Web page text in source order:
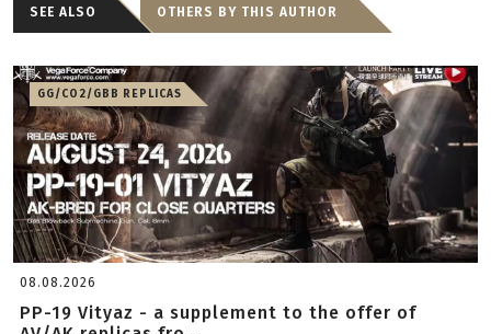
SEE ALSO OTHERS BY THIS AUTHOR
GG/CO2/GBB REPLICAS
08.08.2026
PP-19 Vityaz - a supplement to the offer of